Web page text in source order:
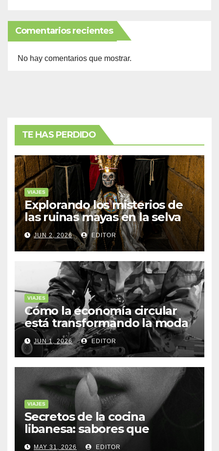
Comentarios recientes
No hay comentarios que mostrar.
TE HAS PERDIDO
VIAJES
Explorando los misterios de
las ruinas mayas en la selva
de Yucatán
JUN 2, 2026 EDITOR
VIAJES
Cómo la economía circular
está transformando la moda
sostenible
JUN 1, 2026 EDITOR
VIAJES
Secretos de la cocina
libanesa: sabores que
cuentan historias
MAY 31, 2026 EDITOR